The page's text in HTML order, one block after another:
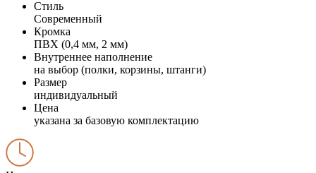
Стиль
Современный
Кромка
ПВХ (0,4 мм, 2 мм)
Внутреннее наполнение
на выбор (полки, корзины, штанги)
Размер
индивидуальный
Цена
указана за базовую комплектацию